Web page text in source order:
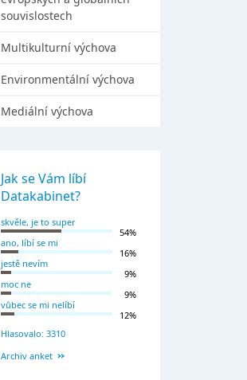
souvislostech
Multikulturní výchova
Environmentální výchova
Mediální výchova
Jak se Vám líbí
Datakabinet?
skvěle, je to super
54%
ano, líbí se mi
16%
jestě nevím
9%
moc ne
9%
vůbec se mi nelíbí
12%
Hlasovalo: 3310
Archiv anket